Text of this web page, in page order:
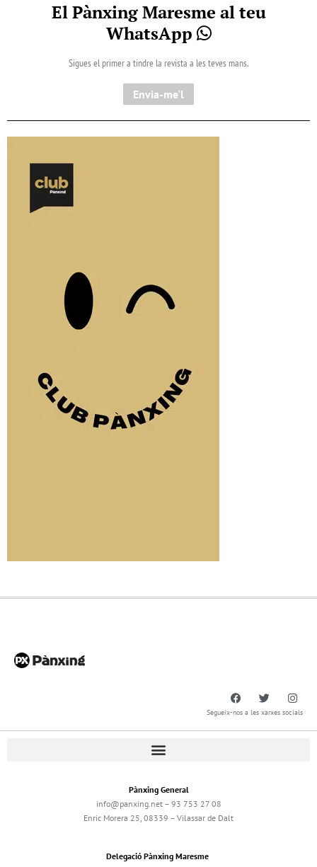
El Pànxing Maresme al teu
WhatsApp
Sigues el primer a tindre la revista a les teves mans.
Envia-me'l
Segueix-nos a les xarxes socials
Pànxing General
info@panxing.net – 93 753 27 08
Enric Morera 25, 08339 – Vilassar de Dalt
Delegació Pànxing Maresme